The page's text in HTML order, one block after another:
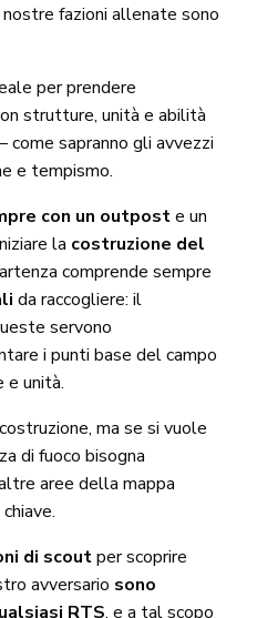
fazioni allenate sono
per prendere
strutture, unità e abilità
come sapranno gli avvezzi
e tempismo.
con un outposte un
la costruzione del
comprende sempre
da raccogliere: il
servono
i punti base del campo
e unità.
ma se si vuole
di fuoco bisogna
aree della mappa
di scoutper scoprire
avversario sono
RTS, e a tal scopo